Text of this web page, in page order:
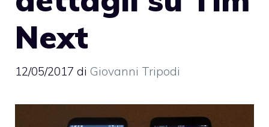
Next
12/05/2017 di Giovanni Tripodi